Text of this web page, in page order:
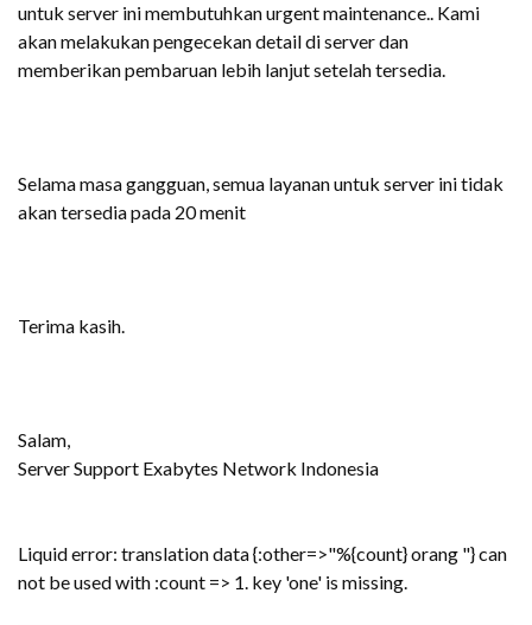
untuk server ini membutuhkan urgent maintenance.. Kami
akan melakukan pengecekan detail di server dan
memberikan pembaruan lebih lanjut setelah tersedia.
Selama masa gangguan, semua layanan untuk server ini tidak
akan tersedia pada 20 menit
Terima kasih.
Salam,
Server Support Exabytes Network Indonesia
Liquid error: translation data {:other=>"%{count} orang "} can
not be used with :count => 1. key 'one' is missing.